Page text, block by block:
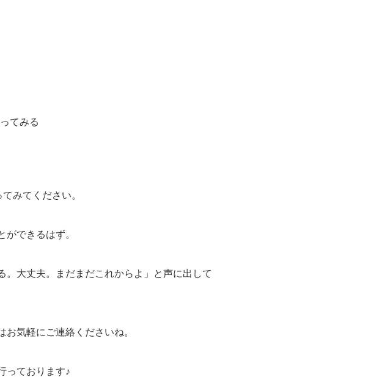
てみる
みてください。
できるはず。
大丈夫。まだまだこれからよ」と声に出して
お気軽にご連絡くださいね。
っております♪